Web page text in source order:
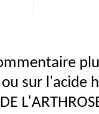
sur l'acide